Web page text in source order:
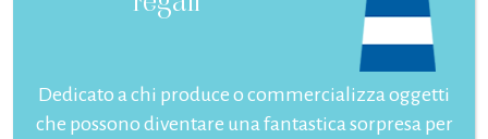
Dedicato a chi produce o commercializza oggetti
che possono diventare una fantastica sorpresa per